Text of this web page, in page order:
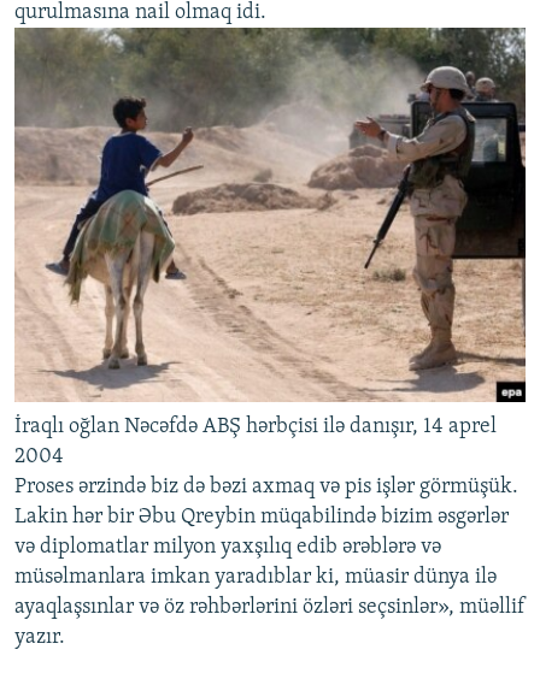
qurulmasına nail olmaq idi.
İraqlı oğlan Nəcəfdə ABŞ hərbçisi ilə danışır, 14 aprel
2004
Proses ərzində biz də bəzi axmaq və pis işlər görmüşük.
Lakin hər bir Əbu Qreybin müqabilində bizim əsgərlər
və diplomatlar milyon yaxşılıq edib ərəblərə və
müsəlmanlara imkan yaradıblar ki, müasir dünya ilə
ayaqlaşsınlar və öz rəhbərlərini özləri seçsinlər», müəllif
yazır.